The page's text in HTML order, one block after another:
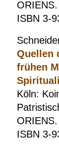
ISBN 3-
Quellen
frühen
Köln:
ISBN 3-